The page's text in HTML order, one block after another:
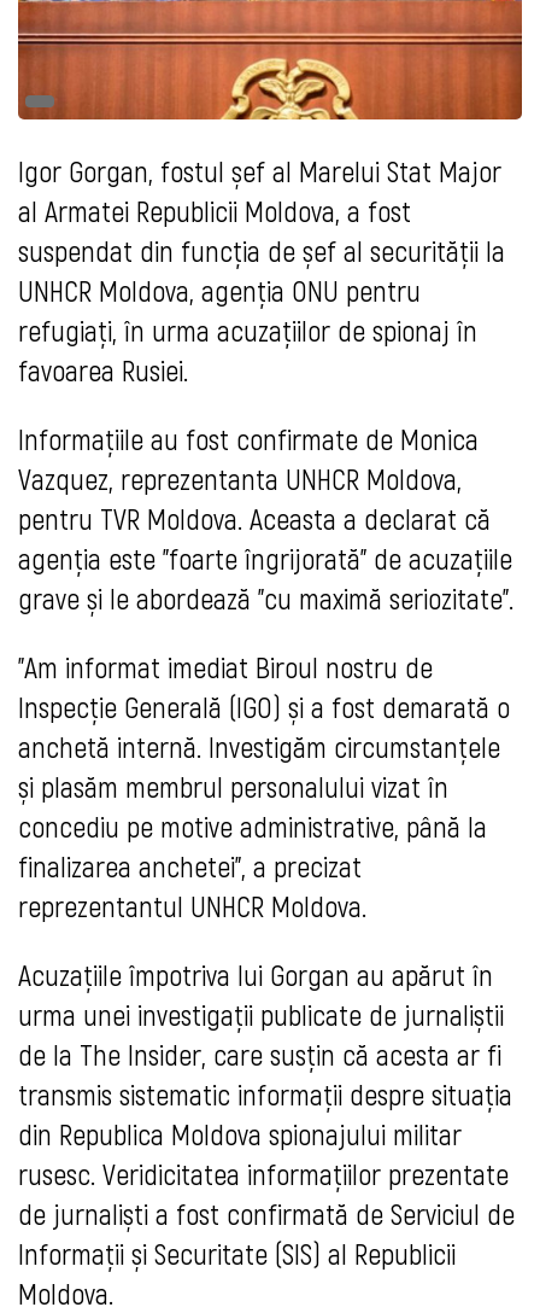
Igor Gorgan, fostul șef al Marelui Stat Major
al Armatei Republicii Moldova, a fost
suspendat din funcția de șef al securității la
UNHCR Moldova, agenția ONU pentru
refugiați, în urma acuzațiilor de spionaj în
favoarea Rusiei.
Informațiile au fost confirmate de Monica
Vazquez, reprezentanta UNHCR Moldova,
pentru TVR Moldova. Aceasta a declarat că
agenția este "foarte îngrijorată" de acuzațiile
grave și le abordează "cu maximă seriozitate".
"Am informat imediat Biroul nostru de
Inspecție Generală (IGO) și a fost demarată o
anchetă internă. Investigăm circumstanțele
și plasăm membrul personalului vizat în
concediu pe motive administrative, până la
finalizarea anchetei", a precizat
reprezentantul UNHCR Moldova.
Acuzațiile împotriva lui Gorgan au apărut în
urma unei investigații publicate de jurnaliștii
de la The Insider, care susțin că acesta ar fi
transmis sistematic informații despre situația
din Republica Moldova spionajului militar
rusesc. Veridicitatea informațiilor prezentate
de jurnaliști a fost confirmată de Serviciul de
Informații și Securitate (SIS) al Republicii
Moldova.